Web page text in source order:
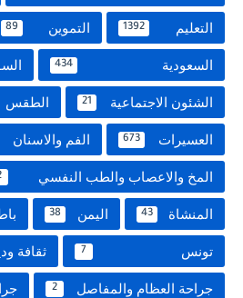
التعليم 1392 التموين 89
السعودية 434
الشئون الاجتماعية 21 الطقس
العسيرات 673 الفم والاسنان
المخ والاعصاب والطب النفسي
المنشاة 43 اليمن 38
تونس 7 ثقافة
جراحة العظام والمفاصل 2